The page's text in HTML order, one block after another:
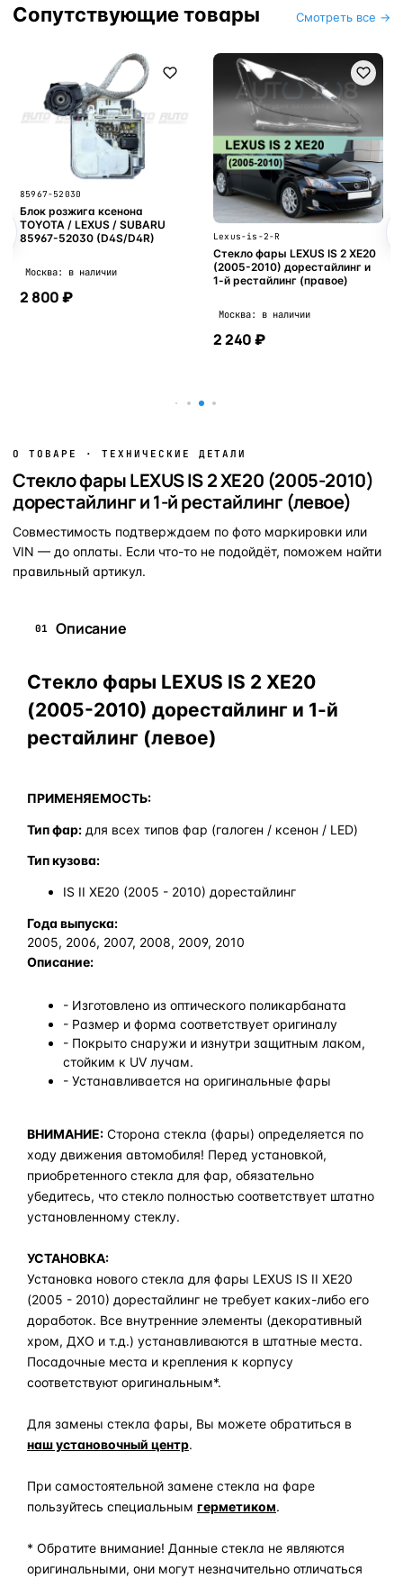
Сопутствующие товары Смотреть все →
85967-52030
Блок розжига ксенона
TOYOTA / LEXUS / SUBARU
85967-52030 (D4S/D4R)
Москва: в наличии
2 800 ₽
Lexus-is-2-R
Стекло фары LEXUS IS 2 XE20
(2005-2010) дорестайлинг и
1-й рестайлинг (правое)
Москва: в наличии
2 240 ₽
О ТОВАРЕ · ТЕХНИЧЕСКИЕ ДЕТАЛИ
Стекло фары LEXUS IS 2 XE20 (2005-2010)
дорестайлинг и 1-й рестайлинг (левое)
Совместимость подтверждаем по фото маркировки или
VIN — до оплаты. Если что-то не подойдёт, поможем найти
правильный артикул.
01 Описание
Стекло фары LEXUS IS 2 XE20
(2005-2010) дорестайлинг и 1-й
рестайлинг (левое)
ПРИМЕНЯЕМОСТЬ:
Тип фар: для всех типов фар (галоген / ксенон / LED)
Тип кузова:
IS II XE20 (2005 - 2010) дорестайлинг
Года выпуска:
2005, 2006, 2007, 2008, 2009, 2010
Описание:
- Изготовлено из оптического поликарбаната
- Размер и форма соответствует оригиналу
- Покрыто снаружи и изнутри защитным лаком,
стойким к UV лучам.
- Устанавливается на оригинальные фары
ВНИМАНИЕ: Сторона стекла (фары) определяется по
ходу движения автомобиля! Перед установкой,
приобретенного стекла для фар, обязательно
убедитесь, что стекло полностью соответствует штатно
установленному стеклу.
УСТАНОВКА:
Установка нового стекла для фары LEXUS IS II XE20
(2005 - 2010) дорестайлинг не требует каких-либо его
доработок. Все внутренние элементы (декоративный
хром, ДХО и т.д.) устанавливаются в штатные места.
Посадочные места и крепления к корпусу
соответствуют оригинальным*.
Для замены стекла фары, Вы можете обратиться в
наш установочный центр.
При самостоятельной замене стекла на фаре
пользуйтесь специальным герметиком.
* Обратите внимание! Данные стекла не являются
оригинальными, они могут незначительно отличаться